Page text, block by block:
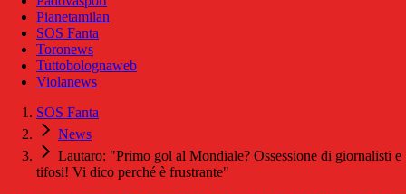
Pianetamilan
SOS Fanta
Toronews
Tuttobolognaweb
Violanews
SOS Fanta
News
Lautaro: "Primo gol al Mondiale? Ossessione di giornalisti e
tifosi! Vi dico perché è frustrante"